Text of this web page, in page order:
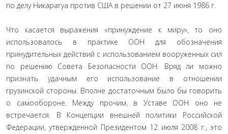
по делу Никарагуа против США в решении от 27 июня 1986 г.
Что касается выражения «принуждение к миру», то оно
использовалось в практике ООН для обозначения
принудительных действий с использованием вооруженных сил
по решению Совета Безопасности ООН. Вряд ли можно
признать удачным его использование в отношении
грузинской стороны. Вполне достаточным было бы говорить
о самообороне. Между прочим, в Уставе ООН оно не
встречается. В Концепции внешней политики Российской
Федерации, утвержденной Президентом 12 июля 2008 г., это